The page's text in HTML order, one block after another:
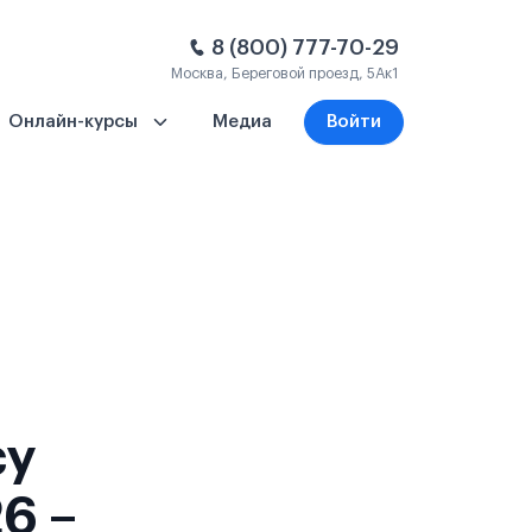
8 (800) 777-70-29
Москва, Береговой проезд, 5Ак1
Онлайн-курсы Медиа Войти
–